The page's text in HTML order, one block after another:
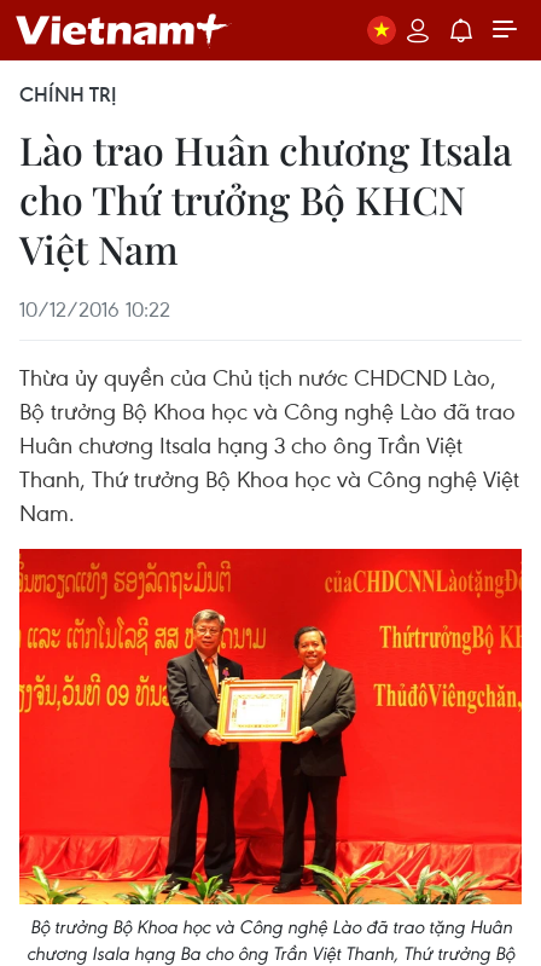
CHÍNH TRỊ
Lào trao Huân chương Itsala
cho Thứ trưởng Bộ KHCN
Việt Nam
10/12/2016 10:22
Thừa ủy quyền của Chủ tịch nước CHDCND Lào,
Bộ trưởng Bộ Khoa học và Công nghệ Lào đã trao
Huân chương Itsala hạng 3 cho ông Trần Việt
Thanh, Thứ trưởng Bộ Khoa học và Công nghệ Việt
Nam.
Bộ trưởng Bộ Khoa học và Công nghệ Lào đã trao tặng Huân
chương Isala hạng Ba cho ông Trần Việt Thanh, Thứ trưởng Bộ